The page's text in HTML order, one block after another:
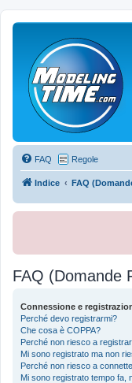
FAQ Regole
Indice FAQ
FAQ (Domande
Connessione e
Perché devo registrarmi?
Che cosa è COPPA?
Perché non riesco a
Mi sono registrato ma non
Perché non riesco a
Mi sono registrato tempo fa,